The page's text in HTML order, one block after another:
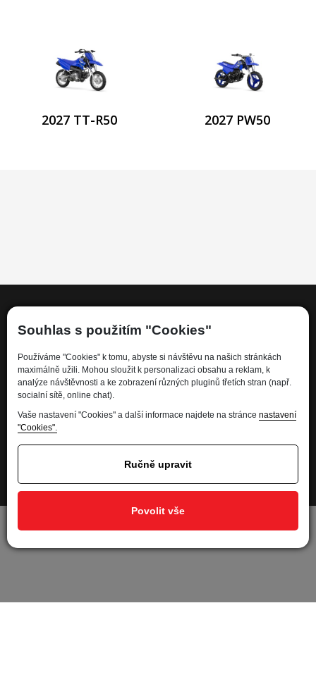
Souhlas s použitím "Cookies"
Používáme "Cookies" k tomu, abyste si návštěvu na našich stránkách
maximálně užili. Mohou sloužit k personalizaci obsahu a reklam, k
analýze návštěvnosti a ke zobrazení různých pluginů třetích stran (např.
socialní sítě, online chat).
Vaše nastavení "Cookies" a další informace najdete na stránce nastavení
"Cookies".
Ručně upravit
Povolit vše
2027 TT-R50 2027 PW50
Informace
Kdo jsme
Financování
Kariéra
Informace pro spotřebitele
Ochrana osobních údajů - GDPR
Developed by